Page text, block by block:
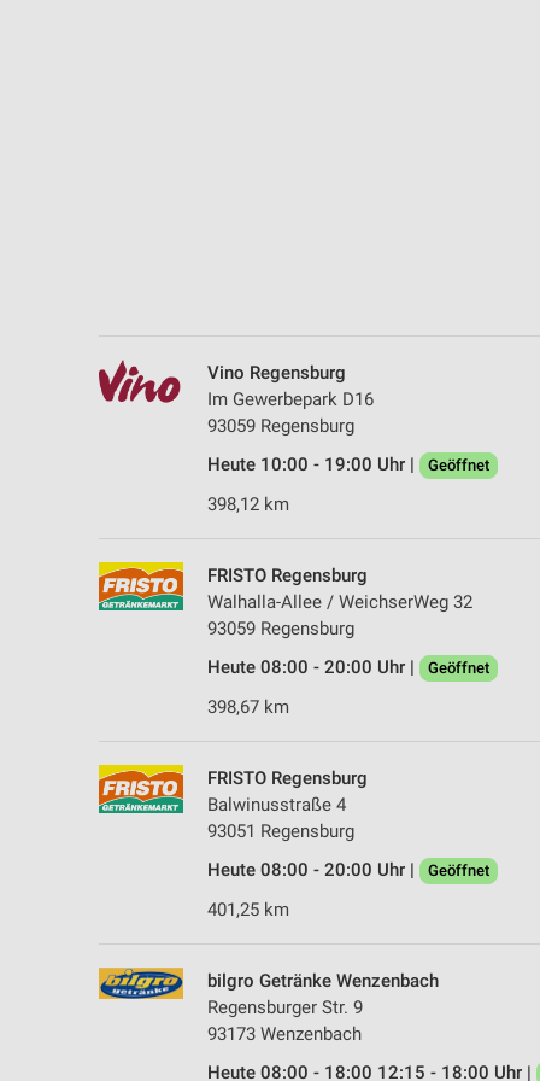
Vino Regensburg
Im Gewerbepark D16
93059 Regensburg
Heute 10:00 - 19:00 Uhr |
Geöffnet
398,12 km
FRISTO Regensburg
Walhalla-Allee / WeichserWeg 32
93059 Regensburg
Heute 08:00 - 20:00 Uhr |
Geöffnet
398,67 km
FRISTO Regensburg
Balwinusstraße 4
93051 Regensburg
Heute 08:00 - 20:00 Uhr |
Geöffnet
401,25 km
bilgro Getränke Wenzenbach
Regensburger Str. 9
93173 Wenzenbach
Heute 08:00 - 18:00 12:15 - 18:00 Uhr |
Notwendig